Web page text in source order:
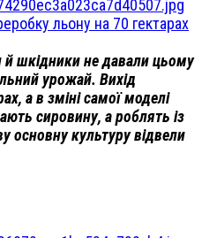
льону на 70 гектарах
й шкідники не давали цьому
урожай. Вихід
а в зміні самої моделі
сировину, а роблять із
основну культуру відвели